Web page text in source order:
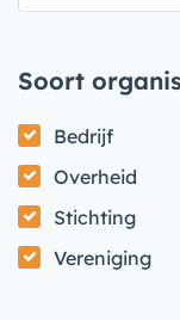
Soort
Bedrijf
Overheid
Stichting
Vereniging